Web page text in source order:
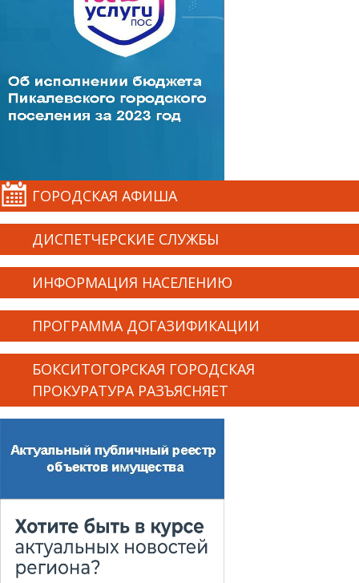
ГОРОДСКАЯ АФИША
ДИСПЕТЧЕРСКИЕ СЛУЖБЫ
ИНФОРМАЦИЯ НАСЕЛЕНИЮ
ПРОГРАММА ДОГАЗИФИКАЦИИ
БОКСИТОГОРСКАЯ ГОРОДСКАЯ
ПРОКУРАТУРА РАЗЪЯСНЯЕТ